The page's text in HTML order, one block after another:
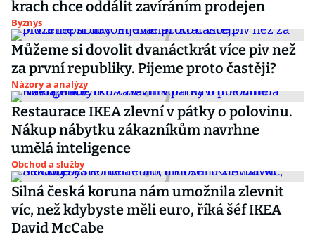
krach chce oddálit zavíráním prodejen
Byznys
Můžeme si dovolit dvanáctkrát více piv než
za první republiky. Pijeme proto častěji?
Názory a analýzy
Restaurace IKEA zlevní v pátky o polovinu.
Nákup nábytku zákazníkům navrhne
umělá inteligence
Obchod a služby
Silná česká koruna nám umožnila zlevnit
víc, než kdybyste měli euro, říká šéf IKEA
David McCabe